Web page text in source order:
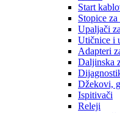
Start
Stopice
Upaljači
Utičnice i
Adapteri
Daljinska
Džekovi,
Ispitivači
Releji